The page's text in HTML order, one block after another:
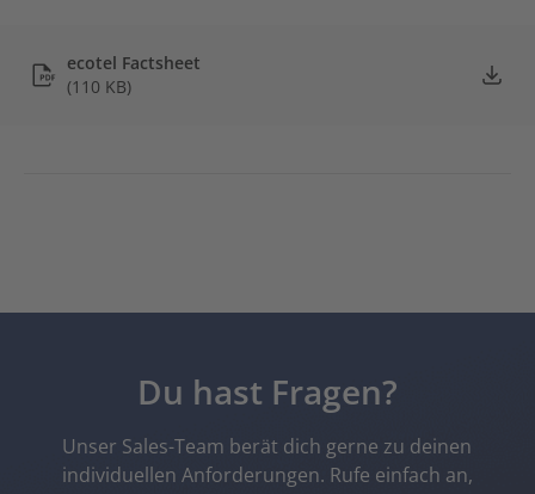
ecotel Factsheet
(110 KB)
Du hast Fragen?
Unser Sales-Team berät dich gerne zu deinen
individuellen Anforderungen. Rufe einfach an,